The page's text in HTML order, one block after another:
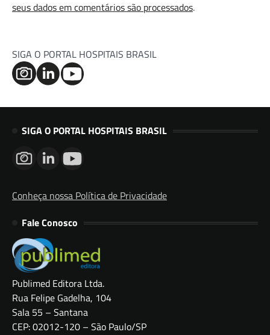
seus dados em comentários são processados.
SIGA O PORTAL HOSPITAIS BRASIL
SIGA O PORTAL HOSPITAIS BRASIL
Conheça nossa Política de Privacidade
Fale Conosco
Publimed Editora Ltda.
Rua Felipe Gadelha, 104
Sala 55 – Santana
CEP: 02012-120 – São Paulo/SP